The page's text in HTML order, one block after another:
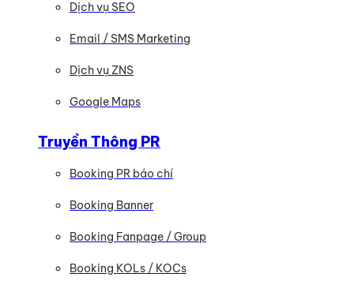
Dịch vụ SEO
Email / SMS Marketing
Dịch vụ ZNS
Google Maps
Truyền Thông PR
Booking PR báo chí
Booking Banner
Booking Fanpage / Group
Booking KOLs / KOCs